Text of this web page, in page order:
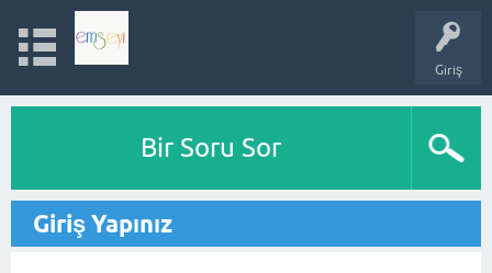
Giriş
Bir Soru Sor
Giriş Yapınız